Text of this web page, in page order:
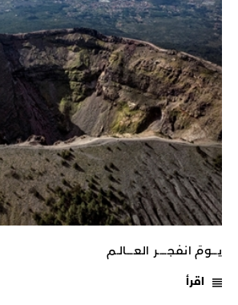
يـــومَ انفجـــــر العــــالـم
اقرأ